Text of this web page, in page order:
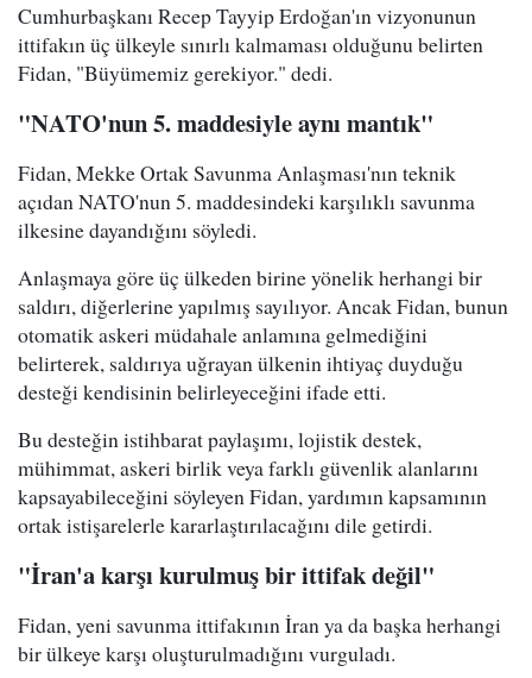
Cumhurbaşkanı Recep Tayyip Erdoğan'ın vizyonunun
ittifakın üç ülkeyle sınırlı kalmaması olduğunu belirten
Fidan, "Büyümemiz gerekiyor." dedi.
"NATO'nun 5. maddesiyle aynı mantık"
Fidan, Mekke Ortak Savunma Anlaşması'nın teknik
açıdan NATO'nun 5. maddesindeki karşılıklı savunma
ilkesine dayandığını söyledi.
Anlaşmaya göre üç ülkeden birine yönelik herhangi bir
saldırı, diğerlerine yapılmış sayılıyor. Ancak Fidan, bunun
otomatik askeri müdahale anlamına gelmediğini
belirterek, saldırıya uğrayan ülkenin ihtiyaç duyduğu
desteği kendisinin belirleyeceğini ifade etti.
Bu desteğin istihbarat paylaşımı, lojistik destek,
mühimmat, askeri birlik veya farklı güvenlik alanlarını
kapsayabileceğini söyleyen Fidan, yardımın kapsamının
ortak istişarelerle kararlaştırılacağını dile getirdi.
"İran'a karşı kurulmuş bir ittifak değil"
Fidan, yeni savunma ittifakının İran ya da başka herhangi
bir ülkeye karşı oluşturulmadığını vurguladı.